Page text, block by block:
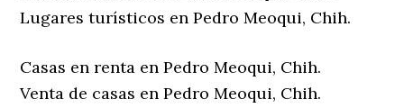
Lugares turísticos en Pedro Meoqui, Chih.
Casas en renta en Pedro Meoqui, Chih.
Venta de casas en Pedro Meoqui, Chih.